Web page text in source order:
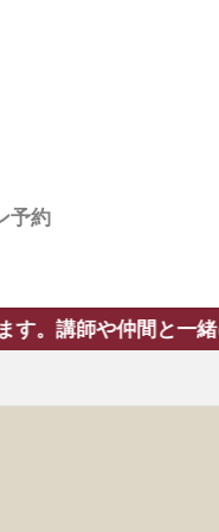
予約
時間を過ごしましょ